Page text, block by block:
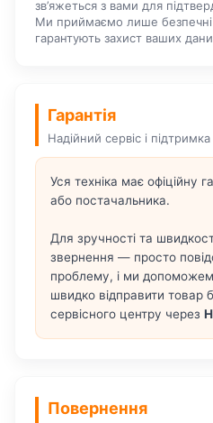
зв’яжеться з вами для
Ми приймаємо лише
гарантують захист ваших
Гарантія
Надійний сервіс і
Уся техніка має офіційну
або постачальника.
Для зручності та
звернення — просто
проблему, і ми
швидко відправити товар
сервісного центру через
Повернення